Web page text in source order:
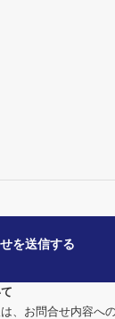
、お問合せ内容へ